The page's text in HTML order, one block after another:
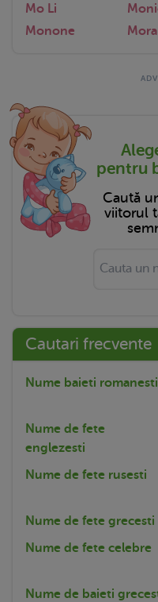
Mo Li
Monone
Mora
pentru
Caută
viitorul
Cautari frecvente
Nume baieti romanesti
Nume de fete
englezesti
Nume de fete rusesti
Nume de fete grecesti
Nume de fete celebre
Nume de baieti